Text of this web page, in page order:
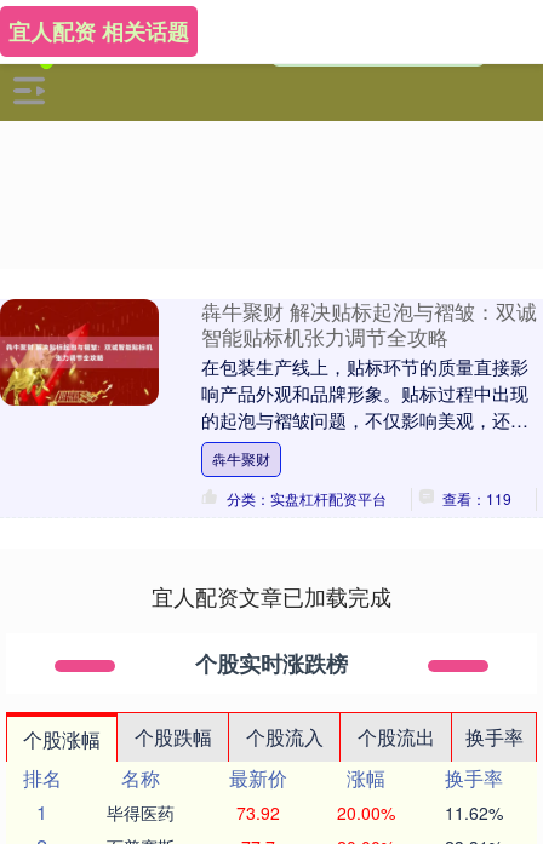
宜人配资 相关话题
犇牛聚财 解决贴标起泡与褶皱：双诚
智能贴标机张力调节全攻略
在包装生产线上，贴标环节的质量直接影
响产品外观和品牌形象。贴标过程中出现
的起泡与褶皱问题，不仅影响美观，还可
能遮挡重要信息犇牛聚财，给产品流通和
管理带来不便。引....
犇牛聚财
分类：实盘杠杆配资平台
查看：119
宜人配资文章已加载完成
个股实时涨跌榜
个股涨幅 个股跌幅 个股流入 个股流出
换手率
排名
名称 最新价 涨幅
换手率
1
毕得医药 73.92 20.00% 11.62%